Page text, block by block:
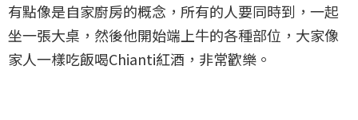
有點像是自家廚房的概念，所有的人要同時到，一起
坐一張大桌，然後他開始端上牛的各種部位，大家像
家人一樣吃飯喝Chianti紅酒，非常歡樂。